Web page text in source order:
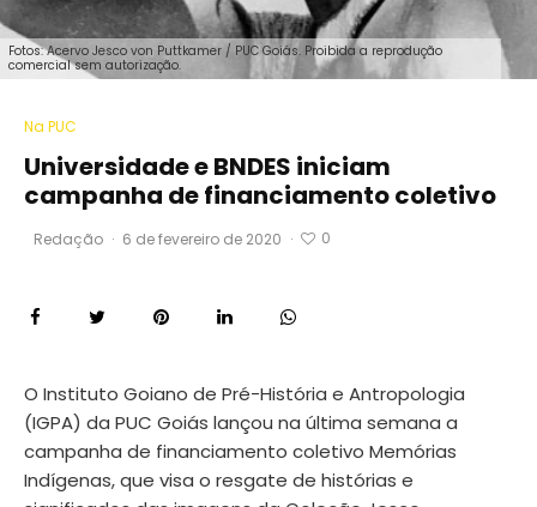
Fotos: Acervo Jesco von Puttkamer / PUC Goiás. Proibida a reprodução
comercial sem autorização.
Na PUC
Universidade e BNDES iniciam
campanha de financiamento coletivo
Redação · 6 de fevereiro de 2020 · 0
O Instituto Goiano de Pré-História e Antropologia
(IGPA) da PUC Goiás lançou na última semana a
campanha de financiamento coletivo Memórias
Indígenas, que visa o resgate de histórias e